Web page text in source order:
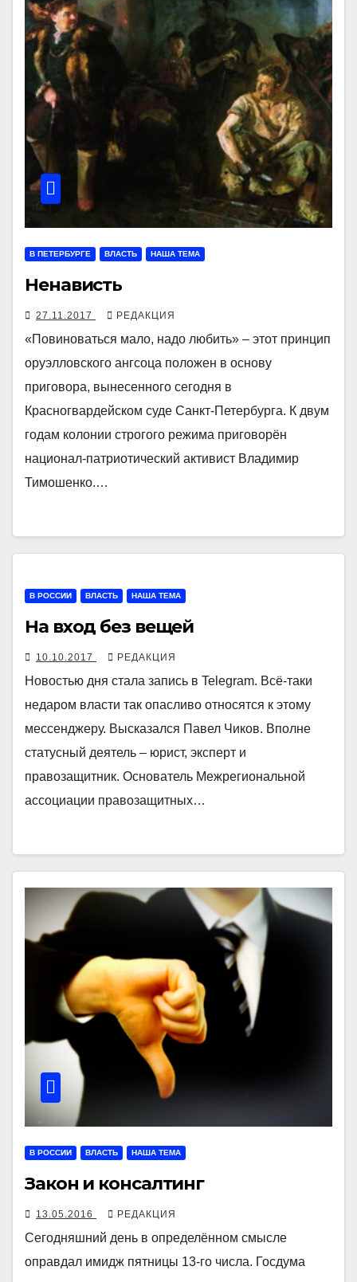
В ПЕТЕРБУРГЕ ВЛАСТЬ НАША ТЕМА
Ненависть
27.11.2017 РЕДАКЦИЯ
«Повиноваться мало, надо любить» – этот принцип
оруэлловского ангсоца положен в основу
приговора, вынесенного сегодня в
Красногвардейском суде Санкт-Петербурга. К двум
годам колонии строгого режима приговорён
национал-патриотический активист Владимир
Тимошенко.…
В РОССИИ ВЛАСТЬ НАША ТЕМА
На вход без вещей
10.10.2017 РЕДАКЦИЯ
Новостью дня стала запись в Telegram. Всё-таки
недаром власти так опасливо относятся к этому
мессенджеру. Высказался Павел Чиков. Вполне
статусный деятель – юрист, эксперт и
правозащитник. Основатель Межрегиональной
ассоциации правозащитных…
В РОССИИ ВЛАСТЬ НАША ТЕМА
Закон и консалтинг
13.05.2016 РЕДАКЦИЯ
Сегодняшний день в определённом смысле
оправдал имидж пятницы 13-го числа. Госдума